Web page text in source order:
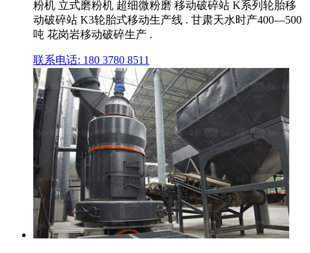
粉机 立式磨粉机 超细微粉磨 移动破碎站 K系列轮胎移
动破碎站 K3轮胎式移动生产线 . 甘肃天水时产400—500
吨 花岗岩移动破碎生产 .
联系电话: 180 3780 8511